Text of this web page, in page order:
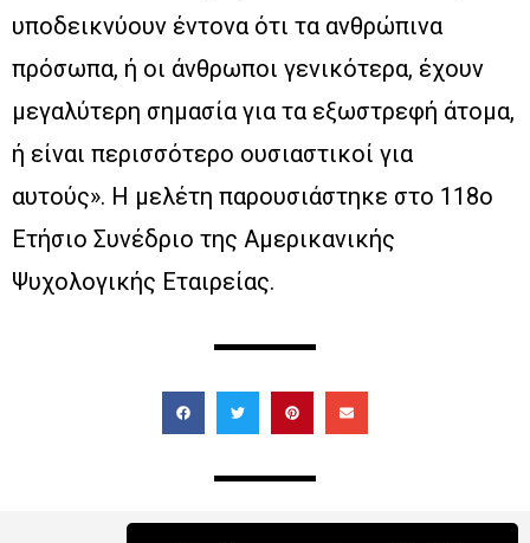
υποδεικνύουν έντονα ότι τα ανθρώπινα
πρόσωπα, ή οι άνθρωποι γενικότερα, έχουν
μεγαλύτερη σημασία για τα εξωστρεφή άτομα,
ή είναι περισσότερο ουσιαστικοί για
αυτούς». Η μελέτη παρουσιάστηκε στο 118ο
Ετήσιο Συνέδριο της Αμερικανικής
Ψυχολογικής Εταιρείας.